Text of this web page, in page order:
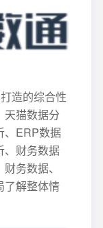
造的综合性
天猫数据分
、ERP数据
、财务数据
务数据、
了解整体情